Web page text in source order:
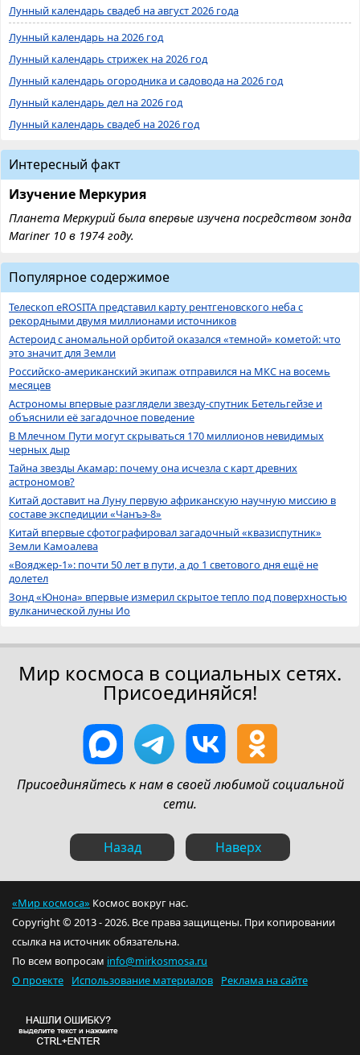
Лунный календарь свадеб на август 2026 года
Лунный календарь на 2026 год
Лунный календарь стрижек на 2026 год
Лунный календарь огородника и садовода на 2026 год
Лунный календарь дел на 2026 год
Лунный календарь свадеб на 2026 год
Интересный факт
Изучение Меркурия
Планета Меркурий была впервые изучена посредством зонда
Mariner 10 в 1974 году.
Популярное содержимое
Телескоп eROSITA представил карту рентгеновского неба с
рекордными двумя миллионами источников
Астероид с аномальной орбитой оказался «темной» кометой: что
это значит для Земли
Российско-американский экипаж отправился на МКС на восемь
месяцев
Астрономы впервые разглядели звезду-спутник Бетельгейзе и
объяснили её загадочное поведение
В Млечном Пути могут скрываться 170 миллионов невидимых
черных дыр
Тайна звезды Акамар: почему она исчезла с карт древних
астрономов?
Китай доставит на Луну первую африканскую научную миссию в
составе экспедиции «Чанъэ-8»
Китай впервые сфотографировал загадочный «квазиспутник»
Земли Камоалева
«Вояджер-1»: почти 50 лет в пути, а до 1 светового дня ещё не
долетел
Зонд «Юнона» впервые измерил скрытое тепло под поверхностью
вулканической луны Ио
Мир космоса в социальных сетях.
Присоединяйся!
Присоединяйтесь к нам в своей любимой социальной
сети.
Назад Наверх
«Мир космоса» Космос вокруг нас.
Copyright © 2013 - 2026. Все права защищены. При копировании
ссылка на источник обязательна.
По всем вопросам info@mirkosmosa.ru
О проекте
Использование материалов Реклама на сайте